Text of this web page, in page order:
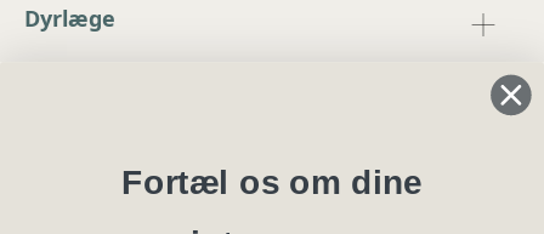
Dyrlæge
BlanketterFortæl os om dine